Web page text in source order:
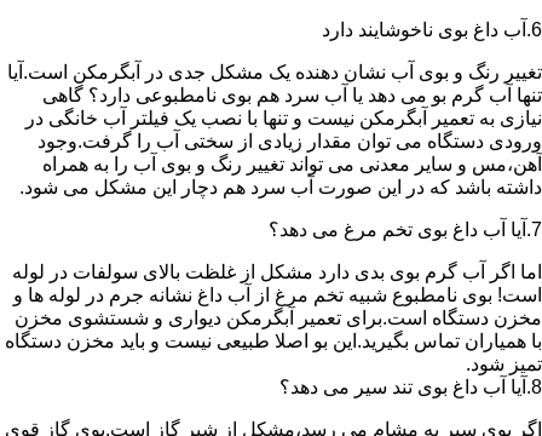
6.آب داغ بوی ناخوشایند دارد
تغییر رنگ و بوی آب نشان دهنده یک مشکل جدی در آبگرمکن است.آیا
تنها آب گرم بو می دهد یا آب سرد هم بوی نامطبوعی دارد؟ گاهی
نیازی به تعمیر آبگرمکن نیست و تنها با نصب یک فیلتر آب خانگی در
ورودی دستگاه می توان مقدار زیادی از سختی آب را گرفت.وجود
آهن،مس و سایر معدنی می تواند تغییر رنگ و بوی آب را به همراه
داشته باشد که در این صورت آب سرد هم دچار این مشکل می شود.
7.آیا آب داغ بوی تخم مرغ می دهد؟
اما اگر آب گرم بوی بدی دارد مشکل از غلظت بالای سولفات در لوله
است! بوی نامطبوع شبیه تخم مرغ از آب داغ نشانه جرم در لوله ها و
مخزن دستگاه است.برای تعمیر آبگرمکن دیواری و شستشوی مخزن
با همیاران تماس بگیرید.این بو اصلا طبیعی نیست و باید مخزن دستگاه
تمیز شود.
8.آیا آب داغ بوی تند سیر می دهد؟
اگر بوی سیر به مشام می رسد،مشکل از شیر گاز است.بوی گاز قوی